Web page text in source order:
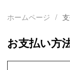
ホームページ /
お支払い方